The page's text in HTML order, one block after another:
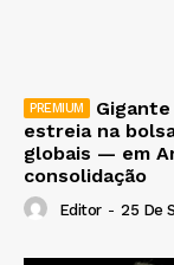
Gigante
estreia na
globais — em
consolidação
Editor - 25 De